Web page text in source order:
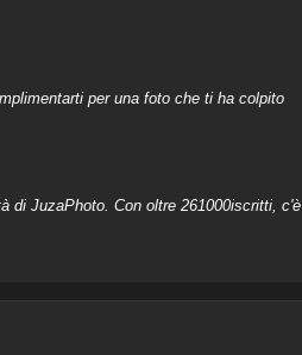
per una foto che ti ha colpito
di JuzaPhoto. Con oltre 261000iscritti, c'è